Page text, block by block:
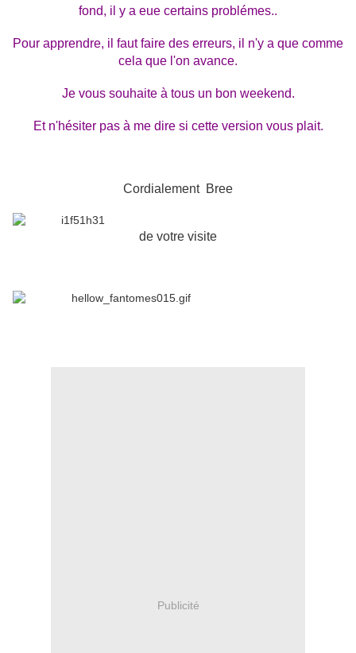
fond, il y a eue certains problémes..
Pour apprendre, il faut faire des erreurs, il n'y a que comme
cela que l'on avance.
Je vous souhaite à tous un bon weekend.
Et n'hésiter pas à me dire si cette version vous plait.
Cordialement Bree
de votre visite
Publicité